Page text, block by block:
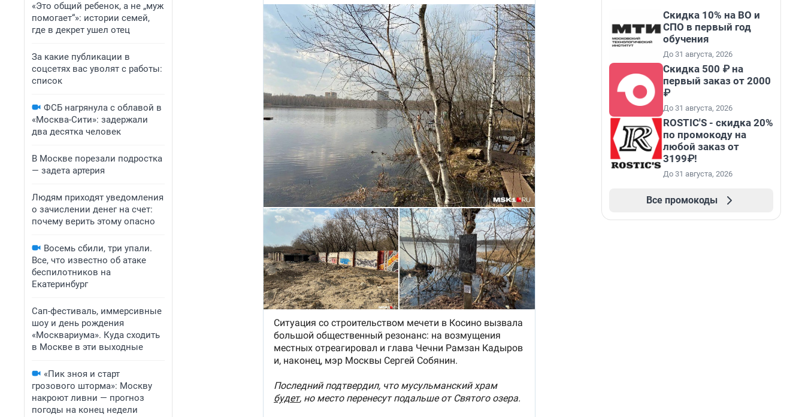
«Это общий ребенок, а не „муж
помогает“»: истории семей,
где в декрет ушел отец
За какие публикации в
соцсетях вас уволят с работы:
список
ФСБ нагрянула с облавой в
«Москва-Сити»: задержали
два десятка человек
В Москве порезали подростка
— задета артерия
Людям приходят уведомления
о зачислении денег на счет:
почему верить этому опасно
Восемь сбили, три упали.
Все, что известно об атаке
беспилотников на
Екатеринбург
Сап-фестиваль, иммерсивные
шоу и день рождения
«Москвариума». Куда сходить
в Москве в эти выходные
«Пик зноя и старт
грозового шторма»: Москву
накроют ливни — прогноз
погоды на конец недели
Скидка 10% на ВО и
СПО в первый год
обучения
До 31 августа, 2026
Скидка 500 ₽ на
первый заказ от 2000
₽
До 31 августа, 2026
ROSTIC'S - скидка 20%
по промокоду на
любой заказ от
3199₽!
До 31 августа, 2026
Все промокоды